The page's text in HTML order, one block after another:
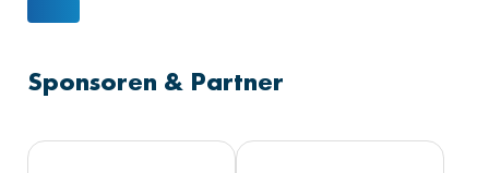
NÄCHSTER BEITRAG: DAS WUNDER VON SALURN
Sponsoren & Partner